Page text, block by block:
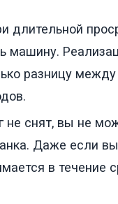
длительной
машину.
разницу
не снят, вы не
Даже если
в течение